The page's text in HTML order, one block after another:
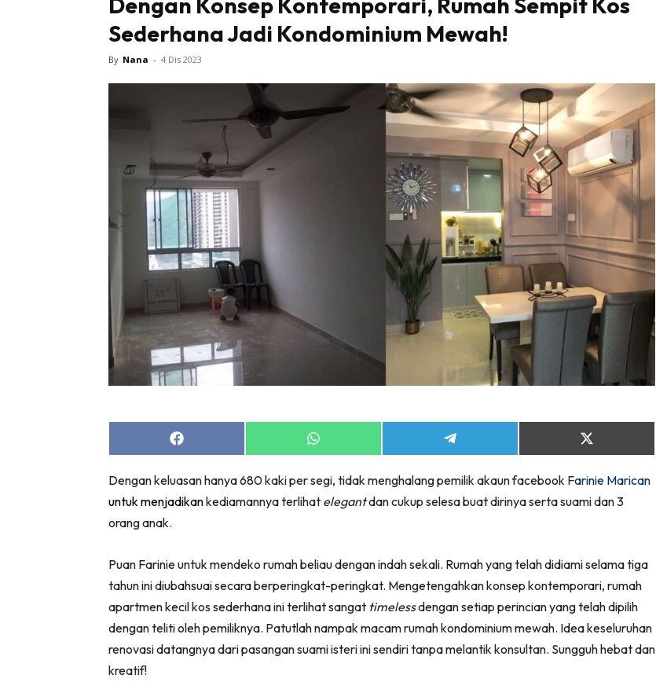
Buletin
Bilik Tidur
Ruang Makan
Ruang Tamu
Interior Design
Bilik Tidur
Dapur
Ruang Makan
Makeover Ruang Selebriti
Destinasi
Sederhana Jadi Kondominium Mewah!
By Nana - 4 Dis 2023
Share
on
Share
on
Share
on
Share
on
(Twitter)
Dengan keluasan hanya 680 kaki per segi, tidak menghalang pemilik akaun facebook Farinie Marican
untuk menjadikankediamannya terlihat elegantdan cukup selesa buat dirinya serta suami dan 3
orang anak.
Puan Farinie untuk mendeko rumah beliau dengan indah sekali. Rumah yang telah didiami selama tiga
tahun ini diubahsuai secara berperingkat-peringkat. Mengetengahkan konsep kontemporari, rumah
apartmen kecil kos sederhana ini terlihat sangat timelessdengan setiap perincian yang telah dipilih
dengan teliti oleh pemiliknya. Patutlah nampak macam rumah kondominium mewah. Idea keseluruhan
renovasi datangnya dari pasangan suami isteri ini sendiri tanpa melantik konsultan. Sungguh hebat dan
kreatif!